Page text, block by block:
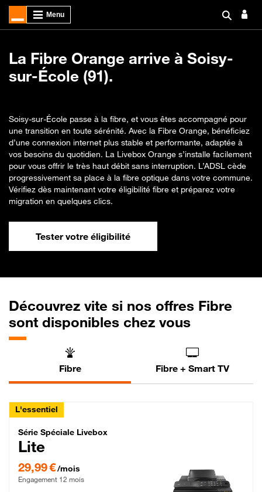
La Fibre Orange arrive à Soisy-
sur-École (91).
Soisy-sur-École passe à la fibre, et vous êtes accompagné pour
une transition en toute sérénité. Avec la Fibre Orange, bénéficiez
d’une connexion internet plus stable et performante, adaptée à
vos besoins du quotidien. La Livebox Orange s’installe facilement
pour vous offrir le très haut débit sans interruption. L’ADSL cède
progressivement sa place à la fibre optique dans votre commune.
Vérifiez dès maintenant votre éligibilité fibre et préparez votre
migration en quelques clics.
Tester votre éligibilité
Découvrez vite si nos offres Fibre
sont disponibles chez vous
Fibre Fibre + Smart TV
L'essentiel
Série Spéciale Livebox Lite Fibre
Série Spéciale Livebox
Lite
29,99 €/mois
Engagement 12 mois